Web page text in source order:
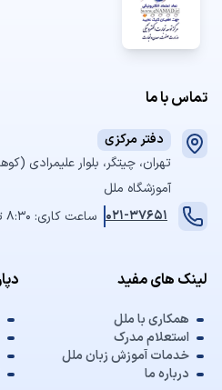
تماس با ما
دفتر مرکزی
تهران، چیتگر، بلوار علیمرادی
آموزشگاه ملل
021-37651 ساعت کاری: 8:30 تا 21
لینک های مفید
همکاری با ملل
استعلام مدرک
خدمات آموزش زبان ملل
درباره ما